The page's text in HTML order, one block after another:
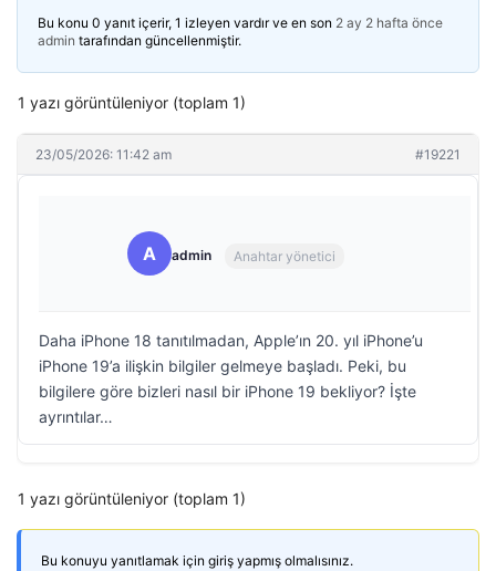
Bu konu 0 yanıt içerir, 1 izleyen vardır ve en son 2 ay 2 hafta önce
admin tarafından güncellenmiştir.
1 yazı görüntüleniyor (toplam 1)
23/05/2026: 11:42 am #19221
A admin Anahtar yönetici
Daha iPhone 18 tanıtılmadan, Apple’ın 20. yıl iPhone’u
iPhone 19’a ilişkin bilgiler gelmeye başladı. Peki, bu
bilgilere göre bizleri nasıl bir iPhone 19 bekliyor? İşte
ayrıntılar…
1 yazı görüntüleniyor (toplam 1)
Bu konuyu yanıtlamak için giriş yapmış olmalısınız.